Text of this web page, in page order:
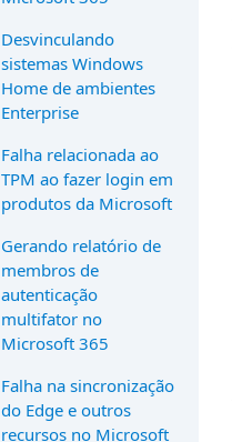
Desvinculando
sistemas Windows
Home de ambientes
Enterprise
Falha relacionada ao
TPM ao fazer login em
produtos da Microsoft
Gerando relatório de
membros de
autenticação
multifator no
Microsoft 365
Falha na sincronização
do Edge e outros
recursos no Microsoft